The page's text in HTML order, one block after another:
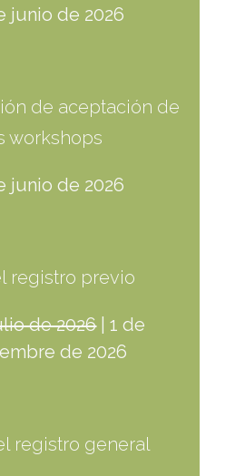
junio de 2026
de aceptación de
workshops
junio de 2026
registro previo
de 2026| 1 de
de 2026
registro general